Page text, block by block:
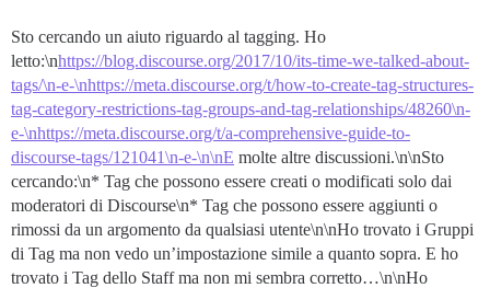
Sto cercando un aiuto riguardo al tagging. Ho
letto:\nhttps://blog.discourse.org/2017/10/its-time-we-talked-about-
tags/\n-e-\nhttps://meta.discourse.org/t/how-to-create-tag-structures-
tag-category-restrictions-tag-groups-and-tag-relationships/48260\n-
e-\nhttps://meta.discourse.org/t/a-comprehensive-guide-to-
discourse-tags/121041\n-e-\n\nE molte altre discussioni.\n\nSto
cercando:\n* Tag che possono essere creati o modificati solo dai
moderatori di Discourse\n* Tag che possono essere aggiunti o
rimossi da un argomento da qualsiasi utente\n\nHo trovato i Gruppi
di Tag ma non vedo un’impostazione simile a quanto sopra. E ho
trovato i Tag dello Staff ma non mi sembra corretto…\n\nHo